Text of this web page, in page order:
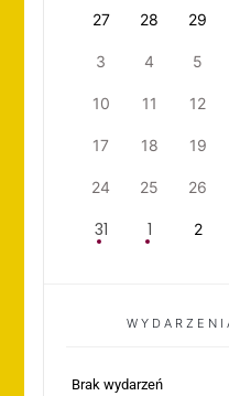
27 28 29
3 4 5
10 11 12
17 18 19
24 25 26
31 1 2
Brak wydarzeń